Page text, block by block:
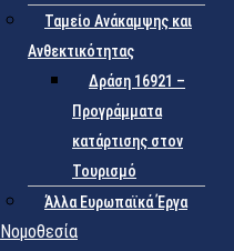
Ταμείο Ανάκαμψης και
Ανθεκτικότητας
Δράση 16921 –
Προγράμματα
κατάρτισης στον
Τουρισμό
Άλλα Ευρωπαϊκά Έργα
Νομοθεσία